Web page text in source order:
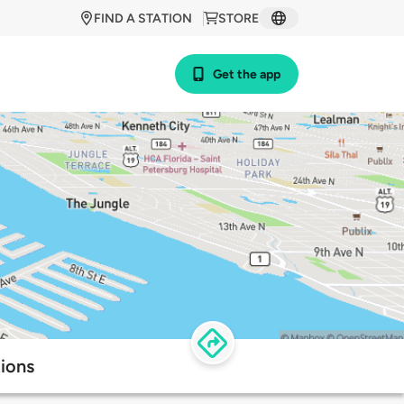
STORE
FIND A STATION
Get the app